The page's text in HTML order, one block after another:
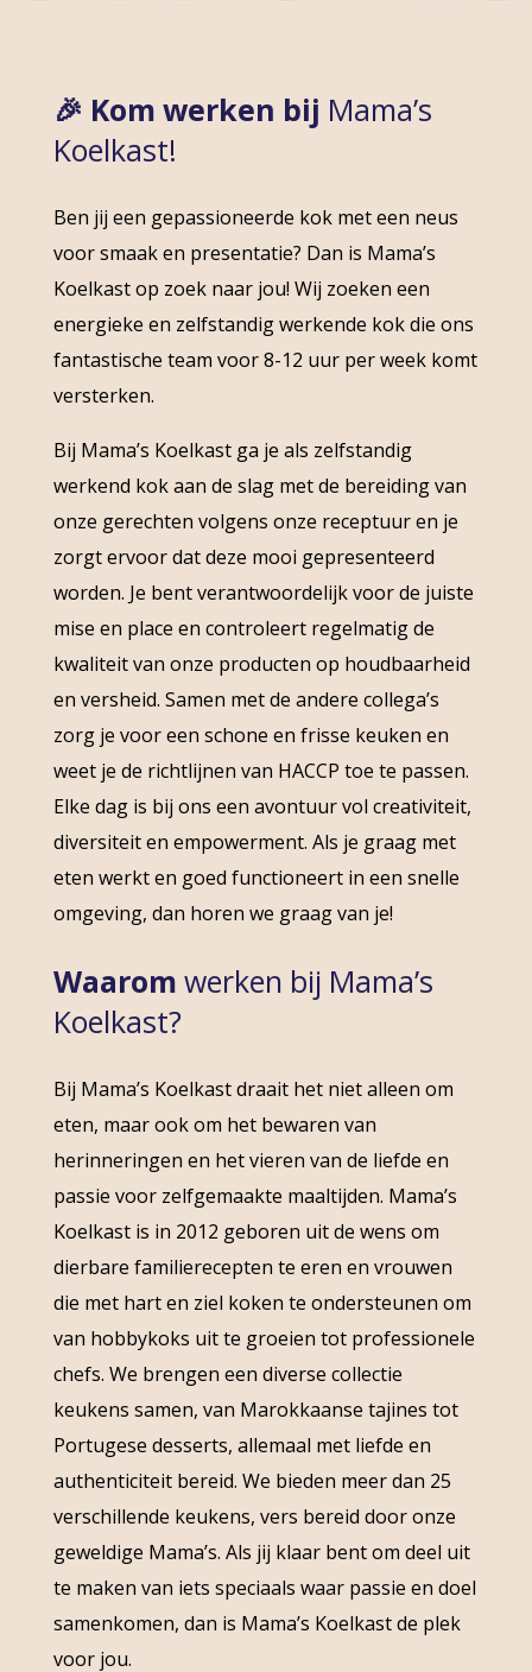
🎉 Kom werken bij Mama’s
Koelkast!
Ben jij een gepassioneerde kok met een neus
voor smaak en presentatie? Dan is Mama’s
Koelkast op zoek naar jou! Wij zoeken een
energieke en zelfstandig werkende kok die ons
fantastische team voor 8-12 uur per week komt
versterken.
Bij Mama’s Koelkast ga je als zelfstandig
werkend kok aan de slag met de bereiding van
onze gerechten volgens onze receptuur en je
zorgt ervoor dat deze mooi gepresenteerd
worden. Je bent verantwoordelijk voor de juiste
mise en place en controleert regelmatig de
kwaliteit van onze producten op houdbaarheid
en versheid. Samen met de andere collega’s
zorg je voor een schone en frisse keuken en
weet je de richtlijnen van HACCP toe te passen.
Elke dag is bij ons een avontuur vol creativiteit,
diversiteit en empowerment. Als je graag met
eten werkt en goed functioneert in een snelle
omgeving, dan horen we graag van je!
Waarom werken bij Mama’s
Koelkast?
Bij Mama’s Koelkast draait het niet alleen om
eten, maar ook om het bewaren van
herinneringen en het vieren van de liefde en
passie voor zelfgemaakte maaltijden. Mama’s
Koelkast is in 2012 geboren uit de wens om
dierbare familierecepten te eren en vrouwen
die met hart en ziel koken te ondersteunen om
van hobbykoks uit te groeien tot professionele
chefs. We brengen een diverse collectie
keukens samen, van Marokkaanse tajines tot
Portugese desserts, allemaal met liefde en
authenticiteit bereid. We bieden meer dan 25
verschillende keukens, vers bereid door onze
geweldige Mama’s. Als jij klaar bent om deel uit
te maken van iets speciaals waar passie en doel
samenkomen, dan is Mama’s Koelkast de plek
voor jou.